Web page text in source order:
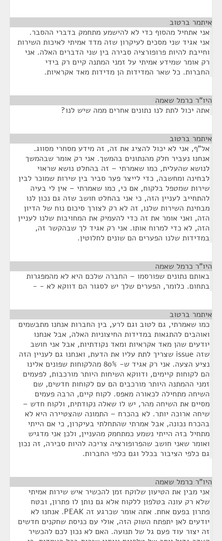
איתמר ברטוב
אני אתחיל מהסוף כדי לא להישמע מתחמק בדברי ההסבר.
אני אגיד שני מסכים לעיקרון שזה מדד אמיתי לאיכות השירות
וחייבת להיות פרופורציה סבירה בין שני הדברים האלה. אני
רק אומר שמידע אמיתי על זמני המתנה קיים רק בידי
החברות. כל שאר המדידות הן מדידות מאד אקראיות.
היו"ר כרמל שאמה
אתה יכול לתת לנו נתונים אחרים ממה שיש לנו?
איתמר ברטוב
אל"ף, אני לא יכול להציג את זה, זה מידע מסחרי מסווג.
אנחנו נעביר חלק מהנתונים בהמשך. אני רק אומר שבהמשך
לנושא שהעלית, כמו שאמרתי – זה בהחלט נושא שראוי
לבחינה ומחשבה, כדי לייצר פער סביר בין שירות שמוכר לבין
שירות שמטפל בלקוח, אם כי, כמו שאמרתי – אין לי בעיה
להתחייב לעניין הזה, כי אני בהחלט חושב שזה גם נכון לנו
מבחינת השירות שלנו, זה לא רק לצורך סיכום נוח של הדיון
הזה, ואני אומר את זה כדי להעמיק את המחויבות שלנו לעניין
הזה, לא כדי למרוח אותו. אני רק אגיד לך שבהקשר זה,
במדידות שלנו הפערים הם שונים לחלוטין.
היו"ר כרמל שאמה
באותם נתונים שפורסמו – החברה שלכם היא לא מהמפגרות
בתחום. כלומר, הפערים שלך יש לסגור הם דווקא לא - -
איתמר ברטוב
כמו שאמרתי, גם לטוב וגם לרע, בין החברות אנחנו מתבשמים
ואוהבים להתגאות במדידות החיצוניות האלה, אבל אנחנו
יודעים שהן מאד אקראיות ומאד נקודתיות, אבל אני חושב
שזה issue שצריך לתת עליו את הדעת, ואנחנו גם לעניין הזה
נציע הצעה. אני רק אגיד ש- 80% מהלקוחות שפונים אלינו
הם לקוחות קיימים, ודווקא השיחות היותר מורכבות, לפעמים
זמני ההמתנה היותר מורכבים הם עם לקוחות חדשים, שם
השיחה מתחילה לכאורה מאפס. לקוח קיים, הרבה פעמים
מסיים את השיחה מהר, יש לו שאלה נקודתית, ולקוח חדש –
שיחה ארוכה יותר. לא בהכרח – התמונה שהצטיירה היא לא
בהכרח נכונה, אבל אמרתי שהתחלתי בעיקרון, כי אם הייתי
מתחיל בזה הייתי נשמע כמתחמק מהעניין, ולכן אני מדגיש
ואומר שאני חושב שהפרופורציה צריכה להיות סבירה, זה נכון
גם כלפי הציבור בכלל וגם כלפי החברות.
היו"ר כרמל שאמה
אני מבין את הטיעון שלוקח זמן להכשיר איש שירות אמיתי
שלא רק עונה בטלפון ללקוח אלא גם נותן לו פתרון, ובטח
פתרון בפעם אחת. אתה אומר שכרגע זה PEAK. אנחנו לא
יודעים לאן יתפתח השוק הזה, אולי עם כניסת שחקנים חדשים
זה יצור עוד פעם גל של תנועה. האם לא נכון לכם להכשיר